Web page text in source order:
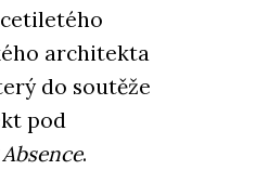
architekta
do soutěže
pod
.